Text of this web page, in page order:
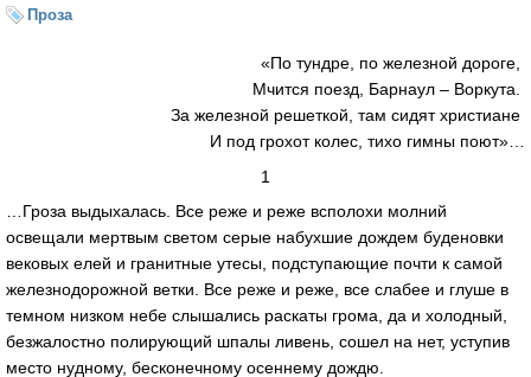
Проза
«По тундре, по железной дороге,
Мчится поезд, Барнаул – Воркута.
За железной решеткой, там сидят христиане
И под грохот колес, тихо гимны поют»…
1
…Гроза выдыхалась. Все реже и реже всполохи молний
освещали мертвым светом серые набухшие дождем буденовки
вековых елей и гранитные утесы, подступающие почти к самой
железнодорожной ветки. Все реже и реже, все слабее и глуше в
темном низком небе слышались раскаты грома, да и холодный,
безжалостно полирующий шпалы ливень, сошел на нет, уступив
место нудному, бесконечному осеннему дождю.